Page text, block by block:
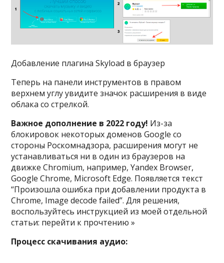
Добавление плагина Skyload в браузер
Теперь на панели инструментов в правом
верхнем углу увидите значок расширения в виде
облака со стрелкой.
Важное дополнение в 2022 году! Из-за
блокировок некоторых доменов Google со
стороны Роскомнадзора, расширения могут не
устанавливаться ни в один из браузеров на
движке Chromium, например, Yandex Browser,
Google Chrome, Microsoft Edge. Появляется текст
“Произошла ошибка при добавлении продукта в
Chrome, Image decode failed”. Для решения,
воспользуйтесь инструкцией из моей отдельной
статьи: перейти к прочтению »
Процесс скачивания аудио: